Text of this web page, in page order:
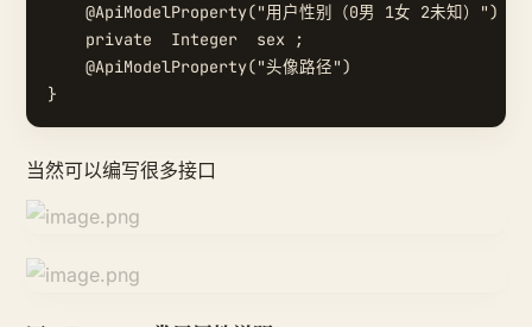
    @ApiModelProperty("用户性别（0男 1女 2未知）")
    private  Integer  sex ;
    @ApiModelProperty("头像路径")
当然可以编写很多接口